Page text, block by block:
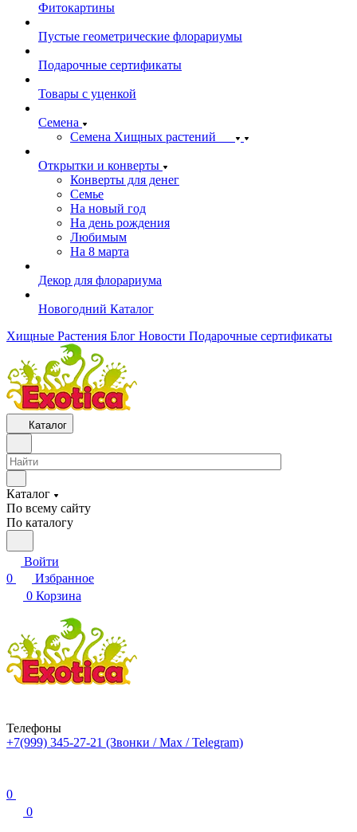
Фитокартины
Пустые геометрические флорариумы
Подарочные сертификаты
Товары с уценкой
Семена
Семена Хищных растений
Открытки и конверты
Конверты для денег
Семье
На новый год
На день рождения
Любимым
На 8 марта
Декор для флорариума
Новогодний Каталог
Хищные Растения Блог Новости Подарочные сертификаты
Каталог
Каталог
По всему сайту
По каталогу
Войти
0
Избранное
0 Корзина
Телефоны
+7(999) 345-27-21 (Звонки / Max / Telegram)
0
0